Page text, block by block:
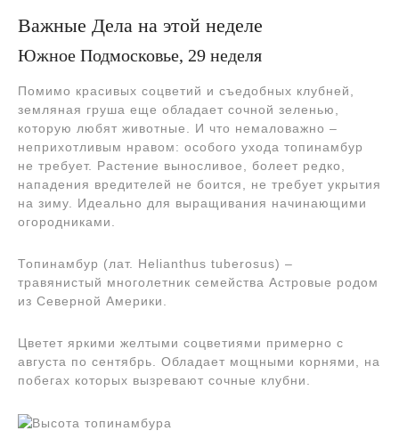
Важные Дела на этой неделе
Южное Подмосковье, 29 неделя
Помимо красивых соцветий и съедобных клубней,
земляная груша еще обладает сочной зеленью,
которую любят животные. И что немаловажно –
неприхотливым нравом: особого ухода топинамбур
не требует. Растение выносливое, болеет редко,
нападения вредителей не боится, не требует укрытия
на зиму. Идеально для выращивания начинающими
огородниками.
Топинамбур (лат. Helianthus tuberosus) –
травянистый многолетник семейства Астровые родом
из Северной Америки.
Цветет яркими желтыми соцветиями примерно с
августа по сентябрь. Обладает мощными корнями, на
побегах которых вызревают сочные клубни.